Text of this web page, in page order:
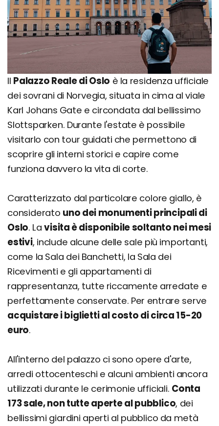
Il Palazzo Reale di Oslo è la residenza ufficiale
dei sovrani di Norvegia, situata in cima al viale
Karl Johans Gate e circondata dal bellissimo
Slottsparken. Durante l'estate è possibile
visitarlo con tour guidati che permettono di
scoprire gli interni storici e capire come
funziona davvero la vita di corte.
Caratterizzato dal particolare colore giallo, è
considerato uno dei monumenti principali di
Oslo. Lavisita è disponibile soltanto nei mesi
estivi, include alcune delle sale più importanti,
come la Sala dei Banchetti, la Sala dei
Ricevimenti e gli appartamenti di
rappresentanza, tutte riccamente arredate e
perfettamente conservate. Per entrare serve
acquistare i biglietti al costo di circa 15-20
euro.
All'interno del palazzo ci sono opere d'arte,
arredi ottocenteschi e alcuni ambienti ancora
utilizzati durante le cerimonie ufficiali. Conta
173 sale, non tutte aperte al pubblico, dei
bellissimi giardini aperti al pubblico da metà